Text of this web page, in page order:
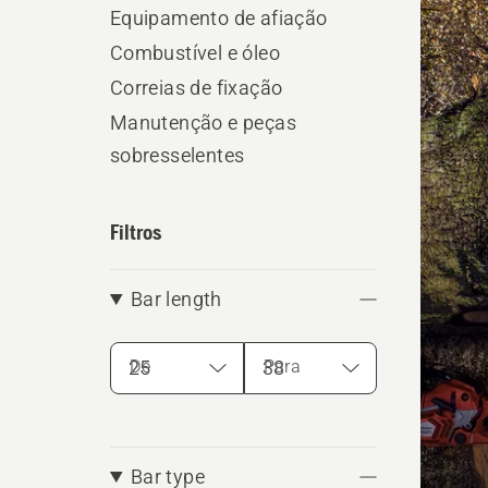
Equipamento de afiação
Combustível e óleo
Correias de fixação
Manutenção e peças
sobresselentes
Filtros
Bar length
De Para
Bar type
os